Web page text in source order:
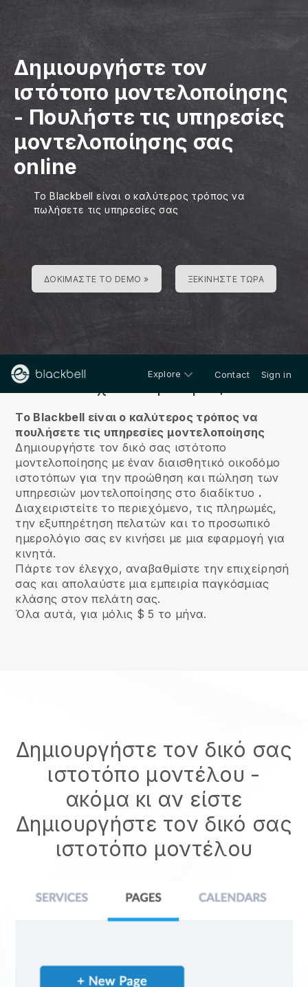
Δημιουργήστε τον
ιστότοπο μοντελοποίησης
- Πουλήστε τις υπηρεσίες
μοντελοποίησης σας
online
Το Blackbell είναι ο καλύτερος τρόπος να
πωλήσετε τις υπηρεσίες σας
ΔΟΚΙΜΆΣΤΕ ΤΟ DEMO » ΞΕΚΙΝΉΣΤΕ ΤΏΡΑ
Explore Contact Sign in
Το Blackbell είναι ο καλύτερος τρόπος να
πουλήσετε τις υπηρεσίες μοντελοποίησης
Δημιουργήστε τον δικό σας ιστότοπο
μοντελοποίησης με έναν διαισθητικό οικοδόμο
ιστοτόπων για την προώθηση και πώληση των
υπηρεσιών μοντελοποίησης στο διαδίκτυο .
Διαχειριστείτε το περιεχόμενο, τις πληρωμές,
την εξυπηρέτηση πελατών και το προσωπικό
ημερολόγιο σας εν κινήσει με μια εφαρμογή για
κινητά.
Πάρτε τον έλεγχο, αναβαθμίστε την επιχείρησή
σας και απολαύστε μια εμπειρία παγκόσμιας
κλάσης στον πελάτη σας.
Όλα αυτά, για μόλις $ 5 το μήνα.
Δημιουργήστε τον δικό σας
ιστοτόπο μοντέλου -
ακόμα κι αν είστε
Δημιουργήστε τον δικό σας
ιστοτόπο μοντέλου